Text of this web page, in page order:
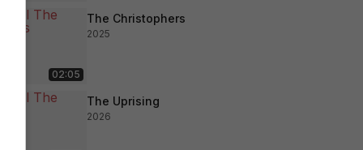
02:05
The Christophers
2025
The Uprising
2026